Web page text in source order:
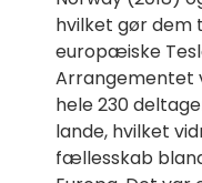
hvilket gør dem
europæiske
Arrangementet
hele 230
lande, hvilket
fællesskab